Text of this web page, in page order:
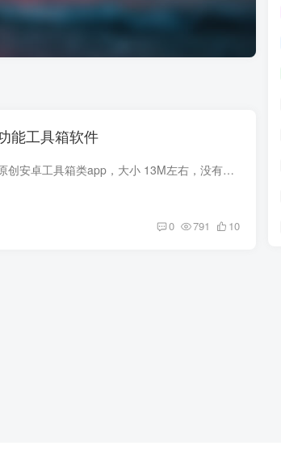
能工具箱软件
太极工具箱 是由吾爱论坛的 @nightwish12075 原创安卓工具箱类app，大小 13M左右，没有任何广告，没有任何三方链接
0 791 10